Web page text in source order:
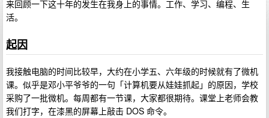
来回顾一下这十年的发生在我身上的事情。工作、学习、编程、生
活。
起因
我接触电脑的时间比较早，大约在小学五、六年级的时候就有了微机
课。似乎是邓小平爷爷的一句「计算机要从娃娃抓起」的原因，学校
采购了一批微机。每周都有一节课，大家都很期待。课堂上老师会教
我们打字，在漆黑的屏幕上敲击 DOS 命令。